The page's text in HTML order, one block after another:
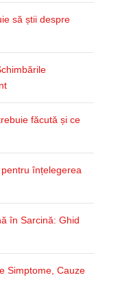
să știi despre
făcută și ce
înțelegerea
în Sarcină: Ghid
Simptome, Cauze